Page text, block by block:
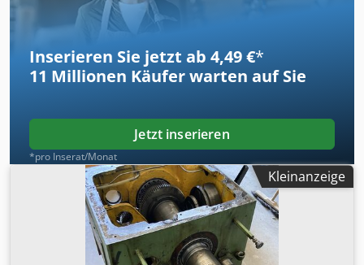
schneiden Werkzeughalter: Schnellwechsel 4 Halter
Gebrauchte 3- und 4-Backen-Futter Feste Lünette
Inserieren Sie jetzt ab 4,49 €*
11 Millionen Käufer warten auf Sie
Jetzt inserieren
*pro Inserat/Monat
Kleinanzeige